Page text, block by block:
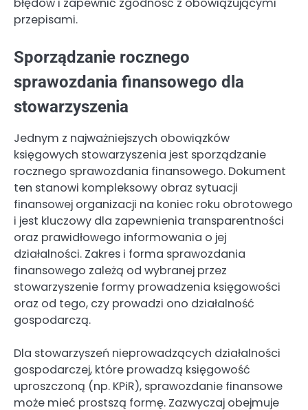
przepisami.
Sporządzanie rocznego
sprawozdania finansowego dla
stowarzyszenia
Jednym z najważniejszych obowiązków
księgowych stowarzyszenia jest sporządzanie
rocznego sprawozdania finansowego. Dokument
ten stanowi kompleksowy obraz sytuacji
finansowej organizacji na koniec roku obrotowego
i jest kluczowy dla zapewnienia transparentności
oraz prawidłowego informowania o jej
działalności. Zakres i forma sprawozdania
finansowego zależą od wybranej przez
stowarzyszenie formy prowadzenia księgowości
oraz od tego, czy prowadzi ono działalność
gospodarczą.
Dla stowarzyszeń nieprowadzących działalności
gospodarczej, które prowadzą księgowość
uproszczoną (np. KPiR), sprawozdanie finansowe
może mieć prostszą formę. Zazwyczaj obejmuje